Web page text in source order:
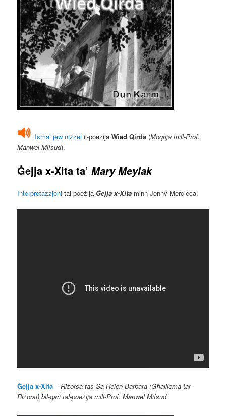
Isma’ jew niżżel il-poeżijaWied Qirda (Moqrija mill-Prof.
Manwel Mifsud).
Ġejja x-Xita ta’ Mary Meylak
Interpretazzjoni tal-poeżija Ġejja x-Xita minn Jenny Mercieca.
Ġejja x-Xita –Riżorsa tas-Sa Helen Barbara (Għalliema tar-
Riżorsi) bil-qari tal-poeżija mill-Prof. Manwel Mifsud.